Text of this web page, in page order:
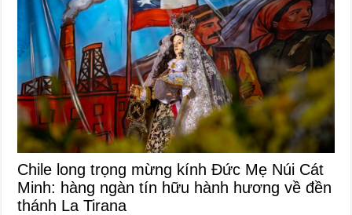
Chile long trọng mừng kính Đức Mẹ Núi Cát
Minh: hàng ngàn tín hữu hành hương về đền
thánh La Tirana